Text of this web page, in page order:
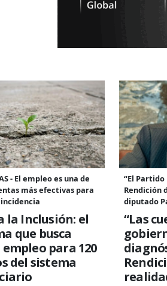
- El empleo es una de
más efectivas para
la Inclusión: el
que busca
para 120
del sistema
“El
Rendición
diputado
“Las